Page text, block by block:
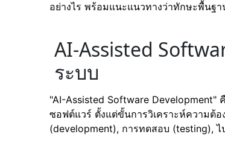
อย่างไร พร้อมแนะแนวทางว่าทักษะพื้นฐา
AI-Assisted
ระบบ
"AI-Assisted Software
ซอฟต์แวร์ ตั้งแต่ขั้นการวิเคราะห์ความต้
(development), การทดสอบ (testing), ไ